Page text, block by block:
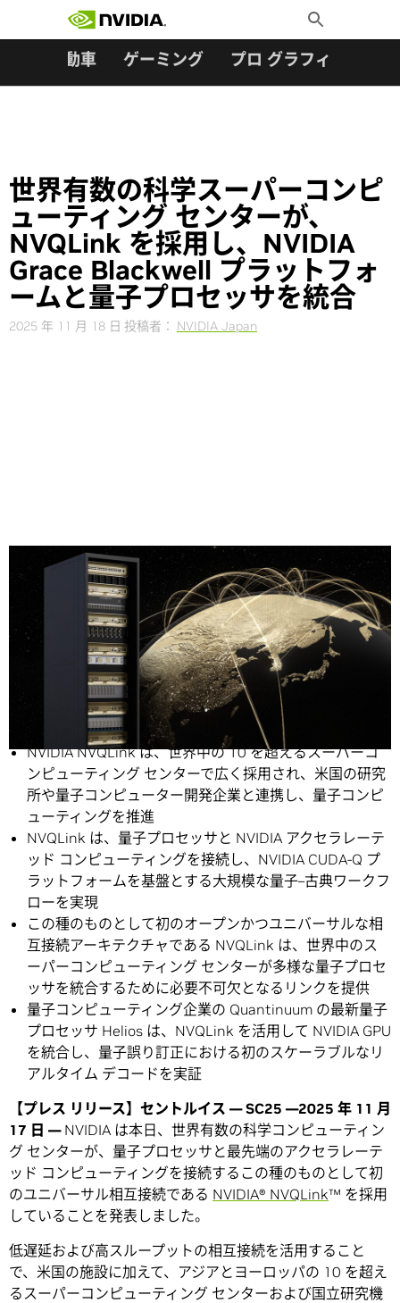
Toggle
Search
自動車 ゲーミング プロ グラフィックス
世界有数の科学スーパーコンピ
ューティング センターが、
NVQLink を採用し、NVIDIA
Grace Blackwell プラットフォ
ームと量子プロセッサを統合
2025 年 11 月 18 日 投稿者： NVIDIA Japan
Share
ニュース概要:
NVIDIA NVQLink は、世界中の 10 を超えるスーパーコ
ンピューティング センターで広く採用され、米国の研究
所や量子コンピューター開発企業と連携し、量子コンピ
ューティングを推進
NVQLink は、量子プロセッサと NVIDIA アクセラレーテ
ッド コンピューティングを接続し、NVIDIA CUDA-Q プ
ラットフォームを基盤とする大規模な量子–古典ワークフ
ローを実現
この種のものとして初のオープンかつユニバーサルな相
互接続アーキテクチャである NVQLink は、世界中のス
ーパーコンピューティング センターが多様な量子プロセ
ッサを統合するために必要不可欠となるリンクを提供
量子コンピューティング企業の Quantinuum の最新量子
プロセッサ Helios は、NVQLink を活用して NVIDIA GPU
を統合し、量子誤り訂正における初のスケーラブルなリ
アルタイム デコードを実証
【プレス リリース】セントルイス — SC25 —2025 年 11 月
17 日 —NVIDIA は本日、世界有数の科学コンピューティン
グ センターが、量子プロセッサと最先端のアクセラレーテ
ッド コンピューティングを接続するこの種のものとして初
のユニバーサル相互接続である NVIDIA® NVQLink™ を採用
していることを発表しました。
低遅延および高スループットの相互接続を活用すること
で、米国の施設に加えて、アジアとヨーロッパの 10 を超え
るスーパーコンピューティング センターおよび国立研究機